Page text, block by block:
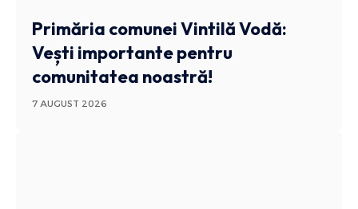
Primăria comunei Vintilă Vodă:
Vești importante pentru
comunitatea noastră!
7 AUGUST 2026